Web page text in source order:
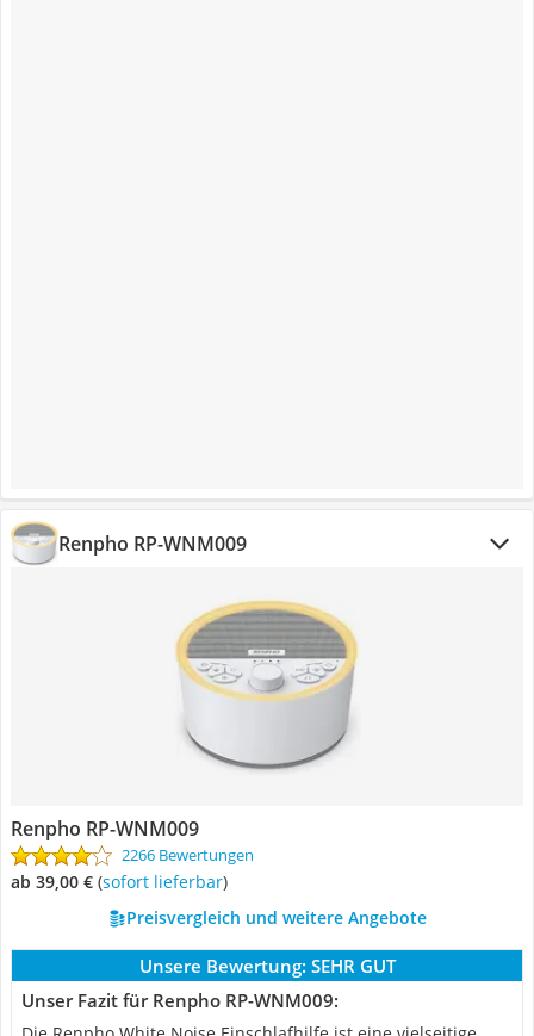
Renpho RP-WNM009
Renpho RP-WNM009
2266 Bewertungen
ab 39,00 € ( Sofort lieferbar)
Preisvergleich und weitere Angebote
Unsere Bewertung: SEHR GUT
Unser Fazit für Renpho RP-WNM009: